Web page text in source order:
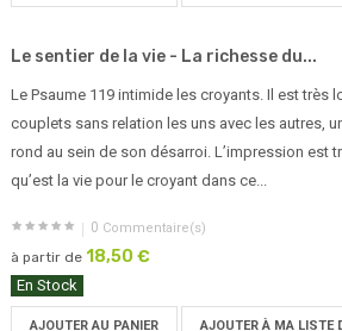
Le sentier de la vie - La richesse du...
Le Psaume 119 intimide les croyants. Il est très
couplets sans relation les uns avec les autres,
rond au sein de son désarroi. L’impression est
qu’est la vie pour le croyant dans ce...
0 Commentaire(s)
à partir de 18,50 €
En Stock
AJOUTER AU PANIER AJOUTER À MA LISTE